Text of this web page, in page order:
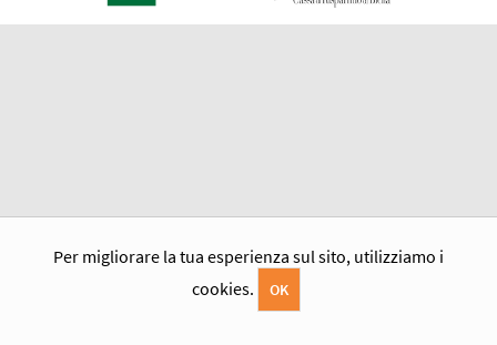
Per migliorare la tua esperienza sul sito, utilizziamo i
cookies.
OK